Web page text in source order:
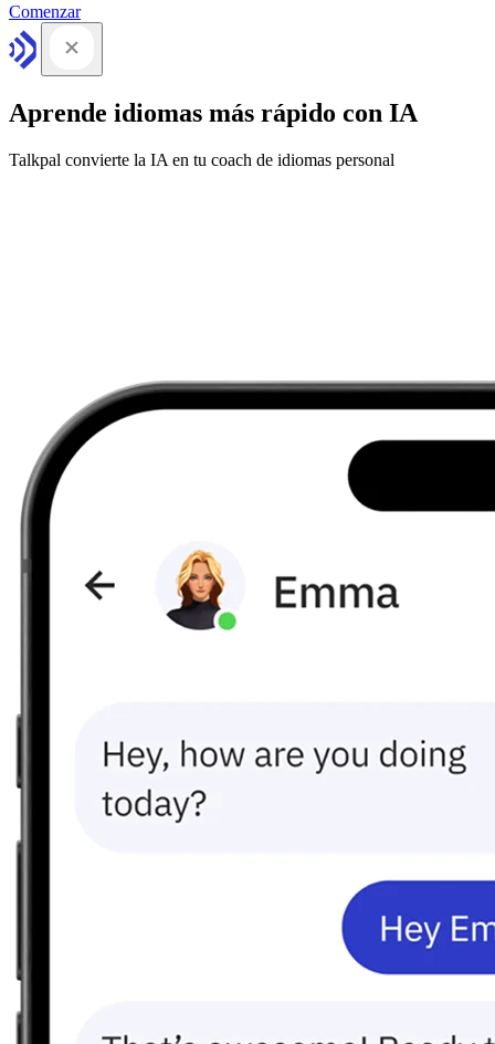
Comenzar
Aprende idiomas más rápido con IA
Talkpal convierte la IA en tu coach de idiomas personal